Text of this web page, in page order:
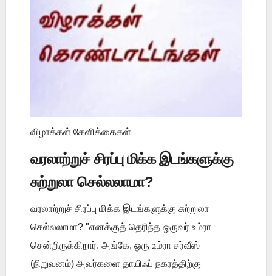
விழாக்கள் கேளிக்கைகள்
வரலாற்றுச் சிரப்பு மிக்க இடங்களுக்கு
சுற்றுலா செல்லலாமா?
வரலாற்றுச் சிரப்பு மிக்க இடங்களுக்கு சுற்றுலா
செல்லலாமா? "எனக்குத் தெரிந்த ஒருவர் உம்ரா
சென்றிருக்கிறார். அங்கே, ஒரு உம்ரா சர்வீஸ்
(நிறுவனம்) அவர்களை தாயிஃப் நகரத்திற்கு